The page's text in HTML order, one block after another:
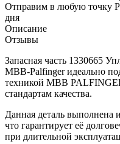
Отправим в любую точку
дня
Описание
Отзывы
Запасная часть 1330665
MBB-Palfinger идеально
техникой MBB
стандартам качества.
Данная деталь выполнена
что гарантирует её
при длительной